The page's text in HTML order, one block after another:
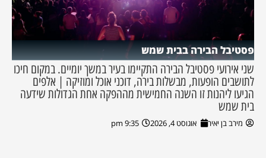
פסטיבל הבירה בבית שמש
שני אירועי פסטיבל הבירה התקיימו בעיר במשך יומיים. במקום חיכו
לתושבים הופעות, מבשלות בירה, דוכני אוכל ומוזיקה | אלפים
הגיעו ליהנות זו השנה החמישית מההפקה אחת הגדולות שידעה
בית שמש
מירב בן יאיר אוגוסט 4, 2026 9:35 pm